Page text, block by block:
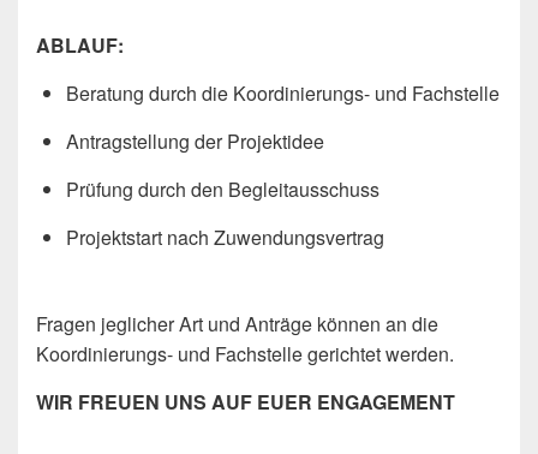
ABLAUF:
Beratung durch die Koordinierungs- und Fachstelle
Antragstellung der Projektidee
Prüfung durch den Begleitausschuss
Projektstart nach Zuwendungsvertrag
Fragen jeglicher Art und Anträge können an die
Koordinierungs- und Fachstelle gerichtet werden.
WIR FREUEN UNS AUF EUER ENGAGEMENT